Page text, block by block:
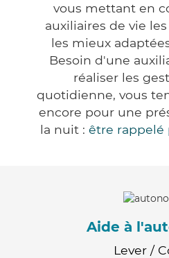
vous mettant en
auxiliaires de vie
les mieux
Besoin d'une
réaliser les
quotidienne, vous
encore pour une
la nuit : être rappelé
Aide à
Lever /